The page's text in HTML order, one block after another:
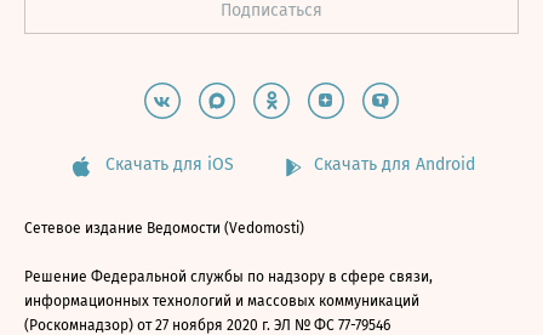
Скачать для iOS Скачать для Android
Сетевое издание Ведомости (Vedomosti)
Решение Федеральной службы по надзору в сфере связи,
информационных технологий и массовых коммуникаций
(Роскомнадзор) от 27 ноября 2020 г. ЭЛ № ФС 77-79546